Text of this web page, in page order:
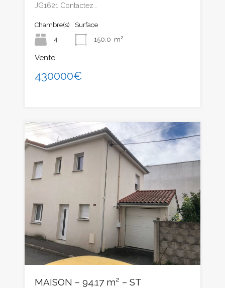
JG1621 Contactez…
Chambre(s)
4
Surface
150.0 m²
Vente
430000€
MAISON – 94.17 m² – ST